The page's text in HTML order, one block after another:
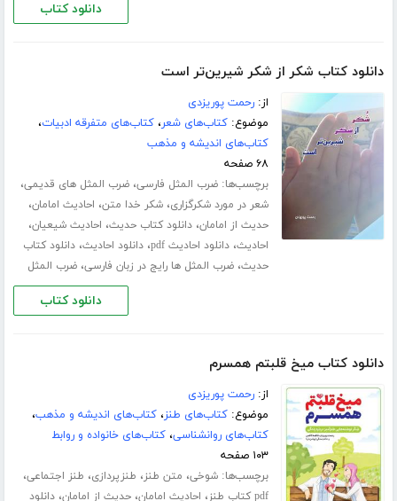
دانلود کتاب
دانلود کتاب شکر از شکر شیرین‌تر است
از:رحمت پوریزدی
موضوع:کتاب‌های شعر،کتاب‌های متفرقه ادبیات،
کتاب‌های اندیشه و مذهب
۶۸ صفحه
برچسب‌ها:ضرب المثل فارسی،ضرب المثل های قدیمی،
شعر در مورد شکرگزاری،شکر خدا متن، احادیث امامان،
حدیث از امامان،دانلود کتاب حدیث، احادیث شیعیان،
احادیث،دانلود احادیث pdf ،دانلود احادیث،دانلود کتاب
حدیث،ضرب المثل ها رایج در زبان فارسی،ضرب المثل
دانلود کتاب
دانلود کتاب میخ قلبتم همسرم
از:رحمت پوریزدی
موضوع:کتاب‌های طنز،کتاب‌های اندیشه و مذهب،
کتاب‌های روانشناسی،کتاب‌های خانواده و روابط
۱۰۳ صفحه
برچسب‌ها:شوخی، متن طنز، طنزپردازی، طنز اجتماعی،
pdf کتاب طنز ، احادیث امامان،حدیث از امامان،دانلود